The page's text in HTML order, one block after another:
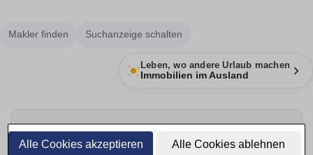
Alle Cookies akzeptieren Alle Cookies ablehnen
Makler finden Suchanzeige schalten
Leben, wo andere Urlaub machen
Immobilien im Ausland
Energie sparen & Anbieter vergleichen